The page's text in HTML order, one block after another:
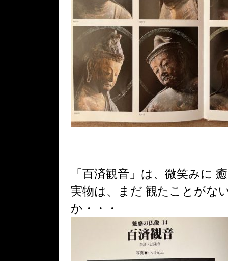
「百済観音」は、微笑みに
実物は、まだ 観たことがな
か・・・